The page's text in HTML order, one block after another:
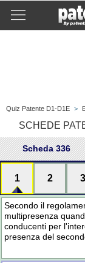
Quiz Patente D1-D1E >
SCHEDE
Scheda 336
1 2 3
Secondo il
multipresenza
conducenti per
presenza del